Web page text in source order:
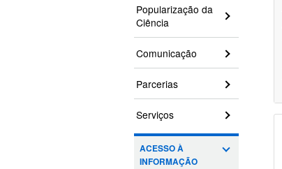
Popularização da
Ciência
Comunicação
Parcerias
Serviços
ACESSO À
INFORMAÇÃO